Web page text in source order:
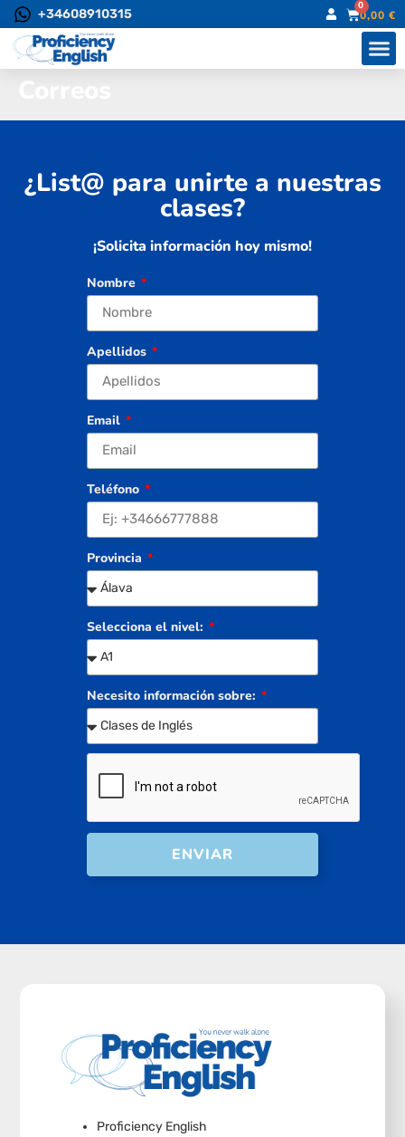
+34608910315 0,00 €
0
Correos
¿List@ para unirte a nuestras
clases?
¡Solicita información hoy mismo!
Nombre
Apellidos
Email
Teléfono
Provincia
Selecciona el nivel:
Necesito información sobre:
ENVIAR
Proficiency English